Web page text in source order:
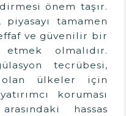
önem taşır.
tamamen
ve güvenilir bir
olmalıdır.
tecrübesi,
ülkeler için
koruması
hassas